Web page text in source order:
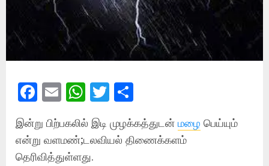
Facebook
EmailWhatsApp
Twitter
இன்று பிற்பகலில் இடி முழக்கத்துடன் மழை பெய்யும்
என்று வளமண்;டலவியல் திணைக்களம்
தெரிவித்துள்ளது.